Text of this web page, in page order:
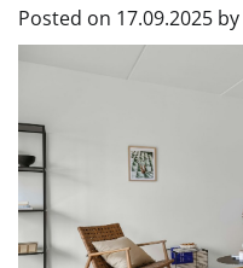
Posted on 17.09.2025 by